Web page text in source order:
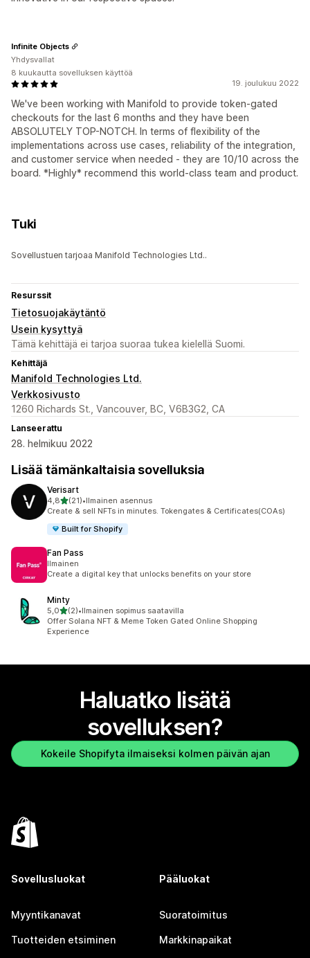
19. joulukuu 2022
We've been working with Manifold to provide token-gated
checkouts for the last 6 months and they have been
ABSOLUTELY TOP-NOTCH. In terms of flexibility of the
implementations across use cases, reliability of the integration,
and customer service when needed - they are 10/10 across the
board. *Highly* recommend this world-class team and product.
Infinite Objects
Yhdysvallat
8 kuukautta sovelluksen käyttöä
Tuki
Sovellustuen tarjoaa Manifold Technologies Ltd..
Resurssit
Tietosuojakäytäntö
Usein kysyttyä
Tämä kehittäjä ei tarjoa suoraa tukea kielellä Suomi.
Kehittäjä
Manifold Technologies Ltd.
Verkkosivusto
1260 Richards St., Vancouver, BC, V6B3G2, CA
Lanseerattu
28. helmikuu 2022
Lisää tämänkaltaisia sovelluksia
Verisart
4,8/ 5 tähteä
(21)
21 arvostelua yhteensä
•Ilmainen asennus
Create & sell NFTs in minutes. Tokengates & Certificates(COAs)
Built for Shopify
Fan Pass
Ilmainen
Create a digital key that unlocks benefits on your store
Minty
5,0/ 5 tähteä
(2)
2 arvostelua yhteensä
•Ilmainen sopimus saatavilla
Offer Solana NFT & Meme Token Gated Online Shopping
Experience
Haluatko lisätä
sovelluksen?
Kokeile Shopifyta ilmaiseksi kolmen päivän ajan
Sovellusluokat
Myyntikanavat
Tuotteiden etsiminen
Pääluokat
Suoratoimitus
Markkinapaikat